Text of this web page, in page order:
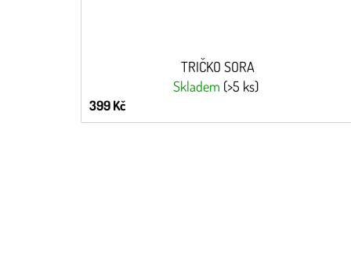
TRIČKO SORA
Skladem (>5 ks)
399 Kč